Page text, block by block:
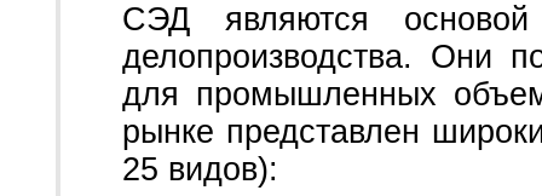
СЭД являются основой
делопроизводства. Они
для промышленных
рынке представлен
25 видов):